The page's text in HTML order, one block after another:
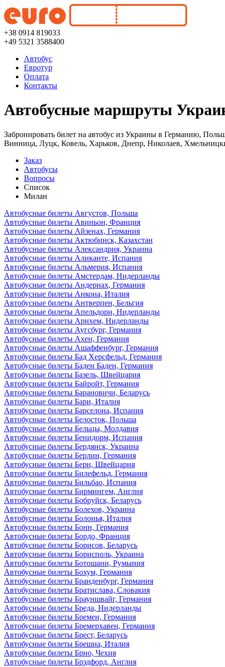
+38 0914 819033
+49 5321 3588400
Автобус
Евротур
Оплата
Контакты
Автобусные маршруты
Забронировать билет на автобус из Украины в Германию,
Винница, Луцк, Ковель, Харьков, Днепр, Николаев,
Заказ
Автобусы
Вопросы
Список
Милан
Автобусные билеты Августов, Польша
Автобусные билеты Авиньон, Франция
Автобусные билеты Айзенах, Германия
Автобусные билеты Актюбинск, Казахстан
Автобусные билеты Александрия, Украина
Автобусные билеты Аликанте, Испания
Автобусные билеты Альмерия, Испания
Автобусные билеты Амстердам, Нидерланды
Автобусные билеты Андернах, Германия
Автобусные билеты Анкона, Италия
Автобусные билеты Антверпен, Бельгия
Автобусные билеты Апельдорн, Нидерланды
Автобусные билеты Арнхем, Нидерланды
Автобусные билеты Аугсбург, Германия
Автобусные билеты Ахен, Германия
Автобусные билеты Ашаффенбург, Германия
Автобусные билеты Бад Херсфельд, Германия
Автобусные билеты Баден Баден, Германия
Автобусные билеты Базель, Швейцария
Автобусные билеты Байройт, Германия
Автобусные билеты Барановичи, Беларусь
Автобусные билеты Бари, Италия
Автобусные билеты Барселона, Испания
Автобусные билеты Белосток, Польша
Автобусные билеты Бельцы, Молдавия
Автобусные билеты Бенидорм, Испания
Автобусные билеты Бердянск, Украина
Автобусные билеты Берлин, Германия
Автобусные билеты Берн, Швейцария
Автобусные билеты Билефельд, Германия
Автобусные билеты Бильбао, Испания
Автобусные билеты Бирмингем, Англия
Автобусные билеты Бобруйск, Беларусь
Автобусные билеты Болехов, Украина
Автобусные билеты Болонья, Италия
Автобусные билеты Бонн, Германия
Автобусные билеты Бордо, Франция
Автобусные билеты Борисов, Беларусь
Автобусные билеты Борисполь, Украина
Автобусные билеты Ботошани, Румыния
Автобусные билеты Бохум, Германия
Автобусные билеты Бранденбург, Германия
Автобусные билеты Братислава, Словакия
Автобусные билеты Брауншвайг, Германия
Автобусные билеты Бреда, Нидерланды
Автобусные билеты Бремен, Германия
Автобусные билеты Бремерхавен, Германия
Автобусные билеты Брест, Беларусь
Автобусные билеты Брешиа, Италия
Автобусные билеты Брно, Чехия
Автобусные билеты Брэдфорд, Англия